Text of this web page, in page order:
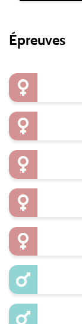
Épreuves